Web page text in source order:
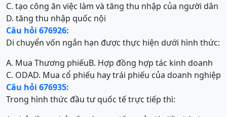
C. tạo công ăn việc làm và tăng thu nhập của người dân
D. tăng thu nhập quốc nội
Câu hỏi 676926:
Di chuyển vốn ngắn hạn được thực hiện dưới hình thức:
A. Mua Thương phiếuB. Hợp đồng hợp tác kinh doanh
C. ODAD. Mua cổ phiếu hay trái phiếu của doanh nghiệp
Câu hỏi 676935:
Trong hình thức đầu tư quốc tế trực tiếp thì: